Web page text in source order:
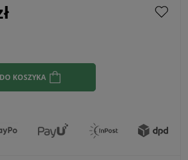
KOSZYKA